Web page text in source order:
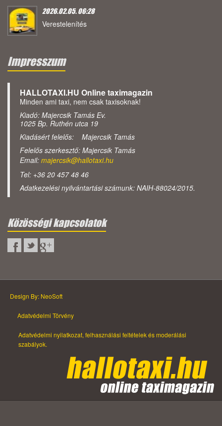
2026.02.05. 06:28
Verestelenítés
Impresszum
HALLOTAXI.HU Online taximagazin
Minden ami taxi, nem csak taxisoknak!
Kiadó: Majercsik Tamás Ev.
1025 Bp. Ruthén utca 19
Kiadásért felelős: Majercsik Tamás
Felelős szerkesztő: Majercsik Tamás
Email: majercsik@hallotaxi.hu
Tel: +36 20 457 48 46
Adatkezelési nyilvántartási számunk: NAIH-88024/2015.
Közösségi kapcsolatok
Design By: NeoSoft
Adatvédelmi Törvény
Adatvédelmi nyilatkozat, felhasználási feltételek és moderálási
szabályok.